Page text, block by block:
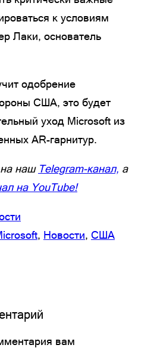
к условиям
Лаки, основатель
одобрение
США, это будет
уход Microsoft из
AR-гарнитур.
наш Telegram-канал, а
на YouTube!
, Новости, США
вам